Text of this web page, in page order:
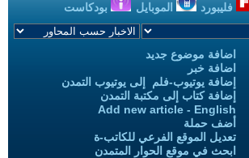
فليبورد الموبايل بودكاست
اضافة موضوع جديد
اضافة خبر
إضافة يوتيوب-فلم إلى يوتيوب التمدن
إضافة كتاب إلى مكتبة التمدن
Add new article - English
أضف حملة
تعديل الموقع الفرعي للكاتب-ة
ابحث في موقع الحوار المتمدن